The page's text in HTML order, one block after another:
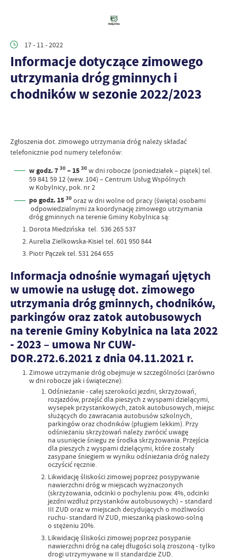
17 - 11 - 2022
Informacje dotyczące zimowego
utrzymania dróg gminnych i
chodników w sezonie 2022/2023
Zgłoszenia dot. zimowego utrzymania dróg należy składać
telefonicznie pod numery telefonów:
w godz. 7 30 – 15 30 w dni robocze (poniedziałek – piątek) tel.
59 841 59 12 (wew. 104) – Centrum Usług Wspólnych
w Kobylnicy, pok. nr 2
po godz. 15 30 oraz w dni wolne od pracy (święta) osobami
odpowiedzialnymi za koordynację zimowego utrzymania
dróg gminnych na terenie Gminy Kobylnica są:
Dorota Miedzińska tel. 536 265 537
Aurelia Zielkowska-Kisiel tel. 601 950 844
Piotr Pączek tel. 531 264 655
Informacja odnośnie wymagań ujętych
w umowie na usługę dot. zimowego
utrzymania dróg gminnych, chodników,
parkingów oraz zatok autobusowych
na terenie Gminy Kobylnica na lata 2022
- 2023 – umowa Nr CUW-
DOR.272.6.2021 z dnia 04.11.2021 r.
Zimowe utrzymanie dróg obejmuje w szczególności (zarówno
w dni robocze jak i świąteczne):
Odśnieżanie - całej szerokości jezdni, skrzyżowań,
rozjazdów, przejść dla pieszych z wyspami dzielącymi,
wysepek przystankowych, zatok autobusowych, miejsc
służących do zawracania autobusów szkolnych,
parkingów oraz chodników (pługiem lekkim). Przy
odśnieżaniu skrzyżowań należy zwrócić uwagę
na usunięcie śniegu ze środka skrzyżowania. Przejścia
dla pieszych z wyspami dzielącymi, które zostały
zasypane śniegiem w wyniku odśnieżania dróg należy
oczyścić ręcznie.
Likwidację śliskości zimowej poprzez posypywanie
nawierzchni dróg w miejscach wyznaczonych
(skrzyżowania, odcinki o pochyleniu pow. 4%, odcinki
jezdni wzdłuż przystanków autobusowych) – standard
III ZUD oraz w miejscach decydujących o możliwości
ruchu- standard IV ZUD, mieszanką piaskowo-solną
o stężeniu 20%.
Likwidację śliskości zimowej poprzez posypanie
nawierzchni dróg na całej długości solą zroszoną - tylko
drogi utrzymywane w II standardzie ZUD.